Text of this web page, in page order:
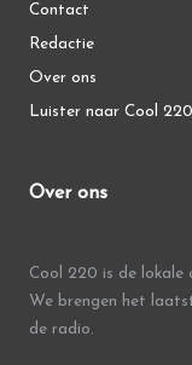
Contact
Redactie
Over ons
Luister naar Cool 220
Over ons
Cool 220 is de lokale
We brengen het
de radio.